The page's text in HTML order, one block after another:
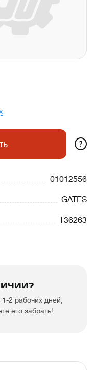
?
01012556
GATES
T36263
2 рабочих дней,
его забрать!